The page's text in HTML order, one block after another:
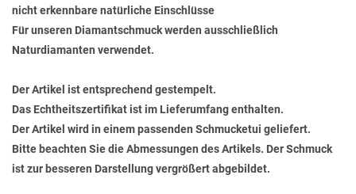
nicht erkennbare natürliche Einschlüsse
Für unseren Diamantschmuck werden ausschließlich
Naturdiamanten verwendet.
Der Artikel ist entsprechend gestempelt.
Das Echtheitszertifikat ist im Lieferumfang enthalten.
Der Artikel wird in einem passenden Schmucketui geliefert.
Bitte beachten Sie die Abmessungen des Artikels. Der Schmuck
ist zur besseren Darstellung vergrößert abgebildet.